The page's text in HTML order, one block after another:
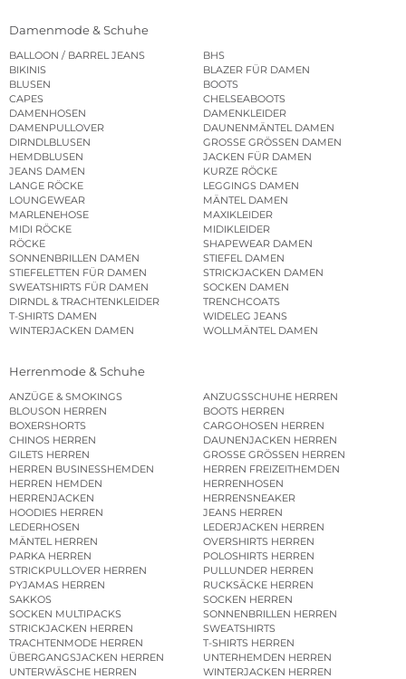
Damenmode & Schuhe
BALLOON / BARREL JEANS
BHS
BIKINIS
BLAZER FÜR DAMEN
BLUSEN
BOOTS
CAPES
CHELSEABOOTS
DAMENHOSEN
DAMENKLEIDER
DAMENPULLOVER
DAUNENMÄNTEL DAMEN
DIRNDLBLUSEN
GROSSE GRÖSSEN DAMEN
HEMDBLUSEN
JACKEN FÜR DAMEN
JEANS DAMEN
KURZE RÖCKE
LANGE RÖCKE
LEGGINGS DAMEN
LOUNGEWEAR
MÄNTEL DAMEN
MARLENEHOSE
MAXIKLEIDER
MIDI RÖCKE
MIDIKLEIDER
RÖCKE
SHAPEWEAR DAMEN
SONNENBRILLEN DAMEN
STIEFEL DAMEN
STIEFELETTEN FÜR DAMEN
STRICKJACKEN DAMEN
SWEATSHIRTS FÜR DAMEN
SOCKEN DAMEN
DIRNDL & TRACHTENKLEIDER
TRENCHCOATS
T-SHIRTS DAMEN
WIDELEG JEANS
WINTERJACKEN DAMEN
WOLLMÄNTEL DAMEN
Herrenmode & Schuhe
ANZÜGE & SMOKINGS
ANZUGSSCHUHE HERREN
BLOUSON HERREN
BOOTS HERREN
BOXERSHORTS
CARGOHOSEN HERREN
CHINOS HERREN
DAUNENJACKEN HERREN
GILETS HERREN
GROSSE GRÖSSEN HERREN
HERREN BUSINESSHEMDEN
HERREN FREIZEITHEMDEN
HERREN HEMDEN
HERRENHOSEN
HERRENJACKEN
HERRENSNEAKER
HOODIES HERREN
JEANS HERREN
LEDERHOSEN
LEDERJACKEN HERREN
MÄNTEL HERREN
OVERSHIRTS HERREN
PARKA HERREN
POLOSHIRTS HERREN
STRICKPULLOVER HERREN
PULLUNDER HERREN
PYJAMAS HERREN
RUCKSÄCKE HERREN
SAKKOS
SOCKEN HERREN
SOCKEN MULTIPACKS
SONNENBRILLEN HERREN
STRICKJACKEN HERREN
SWEATSHIRTS
TRACHTENMODE HERREN
T-SHIRTS HERREN
ÜBERGANGSJACKEN HERREN
UNTERHEMDEN HERREN
UNTERWÄSCHE HERREN
WINTERJACKEN HERREN